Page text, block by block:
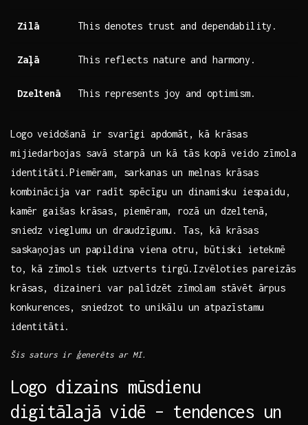
Zilā This denotes trust and dependability.
Zaļā This reflects nature ⁢and harmony.
Dzeltenā This represents joy and optimism.
Logo veidošanā ir svarīgi‍ apdomāt,​ kā krāsas
mijiedarbojas savā starpā ‌un kā tās kopā ⁢veido zīmola
identitāti.Piemēram, sarkanas un melnas krāsas
kombinācija var radīt spēcīgu ⁣un dinamisku iespaidu,
kamēr gaišas krāsas, piemēram, rozā un dzeltenā,
sniedz vieglumu​ un draudzīgumu. Tas, kā krāsas
saskaņojas un papildina​ viena otru, būtiski ietekmē
⁤to, kā zīmols tiek uztverts⁣ tirgū.Izvēloties pareizās
‍krāsas, dizaineri var palīdzēt zīmolam stāvēt ārpus
konkurences, sniedzot to unikālu un​ atpazīstamu
identitāti.
Šis saturs ir ģenerēts ar⁢ MI.
Logo dizains mūsdienu
digitālajā vidē – tendences un